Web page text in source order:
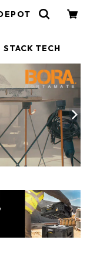
STACK TECH